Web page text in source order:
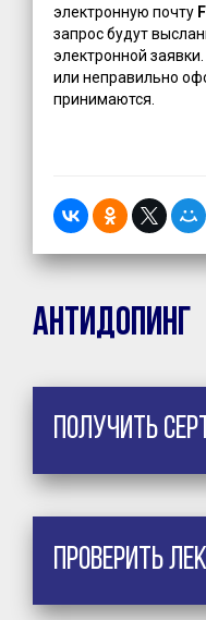
электронную почту
запрос будут
электронной
или неправильно
принимаются.
Антидопинг
Получить
Проверить